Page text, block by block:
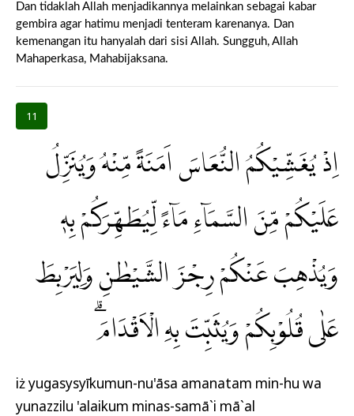
Dan tidaklah Allah menjadikannya melainkan sebagai kabar
gembira agar hatimu menjadi tenteram karenanya. Dan
kemenangan itu hanyalah dari sisi Allah. Sungguh, Allah
Mahaperkasa, Mahabijaksana.
11
اِذْ يُغَشِّيْكُمُ النُّعَاسَ اَمَنَةً مِّنْهُ وَيُنَزِّلُ
عَلَيْكُمْ مِّنَ السَّمَاۤءِ مَاۤءً لِّيُطَهِّرَكُمْ بِهٖ
وَيُذْهِبَ عَنْكُمْ رِجْزَ الشَّيْطٰنِ وَلِيَرْبِطَ
عَلٰى قُلُوْبِكُمْ وَيُثَبِّتَ بِهِ الْاَقْدَامَۗ
iż yugasysyīkumun-nu'āsa amanatam min-hu wa
yunazzilu 'alaikum minas-samā`i mā`al